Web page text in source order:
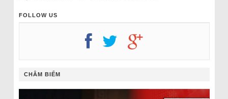
FOLLOW US
CHÂM BIẾM